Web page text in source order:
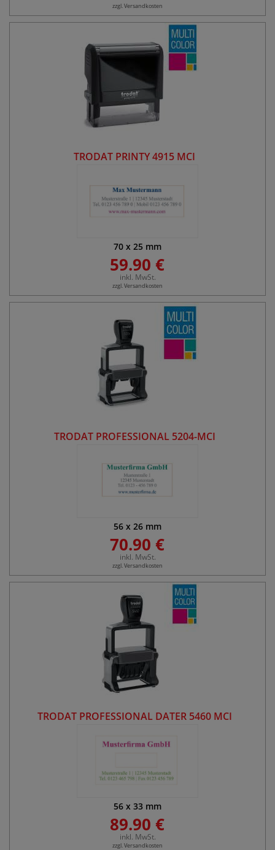
zzgl. Versandkosten
TRODAT PRINTY 4915 MCI
70 x 25 mm
59.90 €
inkl. MwSt.
zzgl. Versandkosten
TRODAT PROFESSIONAL 5204-MCI
56 x 26 mm
70.90 €
inkl. MwSt.
zzgl. Versandkosten
TRODAT PROFESSIONAL DATER 5460 MCI
56 x 33 mm
89.90 €
inkl. MwSt.
zzgl. Versandkosten